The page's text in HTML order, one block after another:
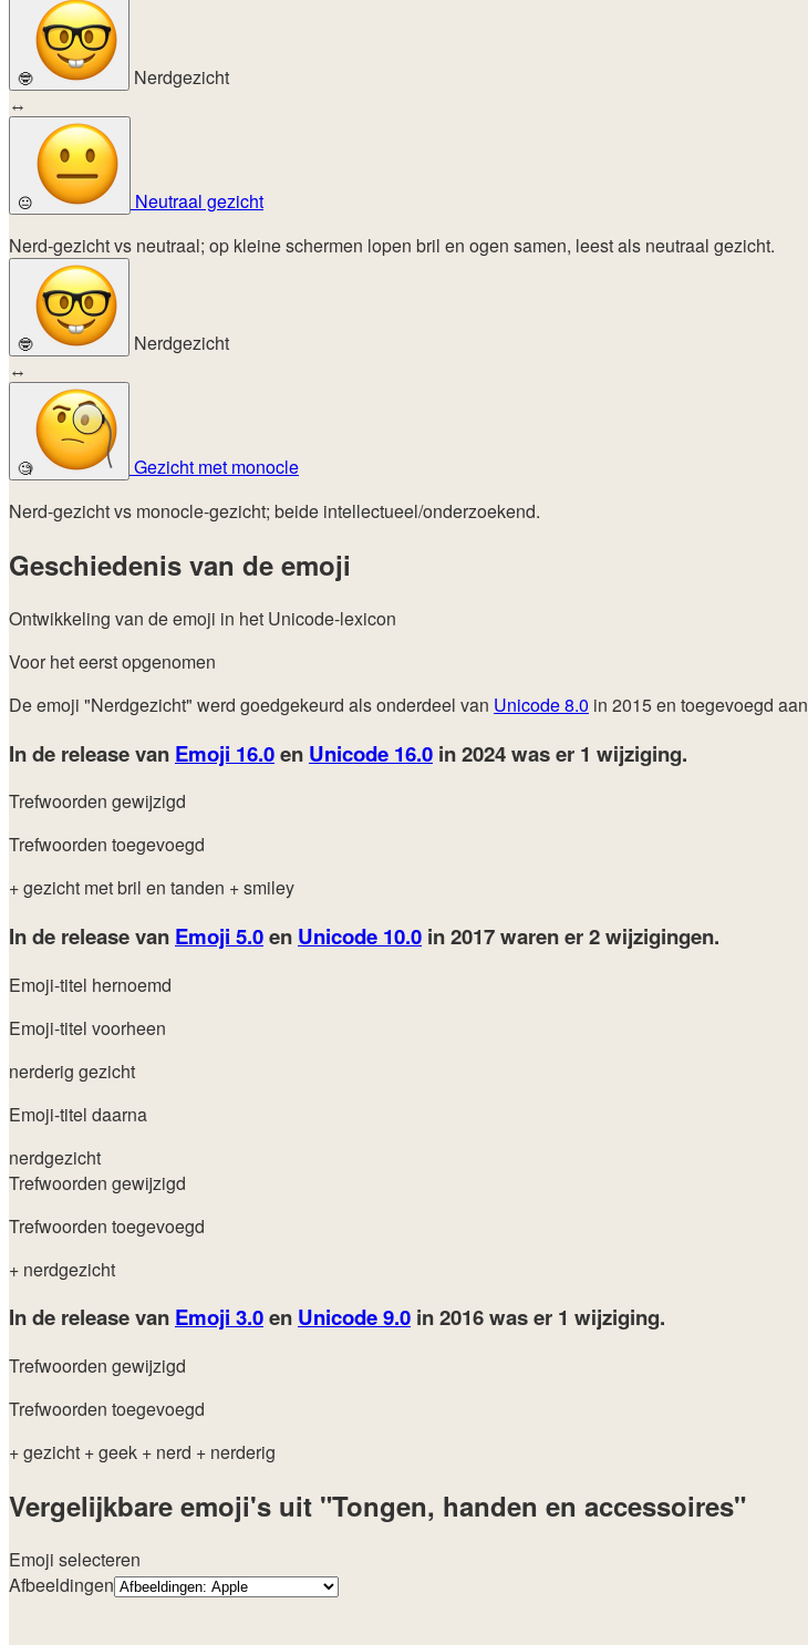
🤓
Nerdgezicht
↔
😐
Neutraal gezicht
Nerd-gezicht vs neutraal; op kleine schermen lopen bril en ogen samen, leest als neutraal gezicht.
🤓
Nerdgezicht
↔
🧐
Gezicht met monocle
Nerd-gezicht vs monocle-gezicht; beide intellectueel/onderzoekend.
Geschiedenis van de emoji
Ontwikkeling van de emoji in het Unicode-lexicon
Voor het eerst opgenomen
De emoji "Nerdgezicht" werd goedgekeurd als onderdeel van Unicode 8.0 in 2015 en toegevoegd aan
In de release van Emoji 16.0en Unicode 16.0 in 2024was er 1 wijziging.
Trefwoorden gewijzigd
Trefwoorden toegevoegd
+ gezicht met bril en tanden + smiley
In de release van Emoji 5.0en Unicode 10.0 in 2017waren er 2 wijzigingen.
Emoji-titel hernoemd
Emoji-titel voorheen
nerderig gezicht
Emoji-titel daarna
nerdgezicht
Trefwoorden gewijzigd
Trefwoorden toegevoegd
+ nerdgezicht
In de release van Emoji 3.0en Unicode 9.0 in 2016was er 1 wijziging.
Trefwoorden gewijzigd
Trefwoorden toegevoegd
+ gezicht + geek + nerd + nerderig
Vergelijkbare emoji's uit "Tongen, handen en accessoires"
Emoji selecteren
Afbeeldingen